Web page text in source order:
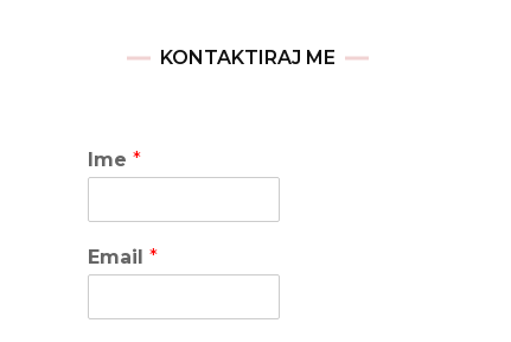
KONTAKTIRAJ ME
Ime *
Email *